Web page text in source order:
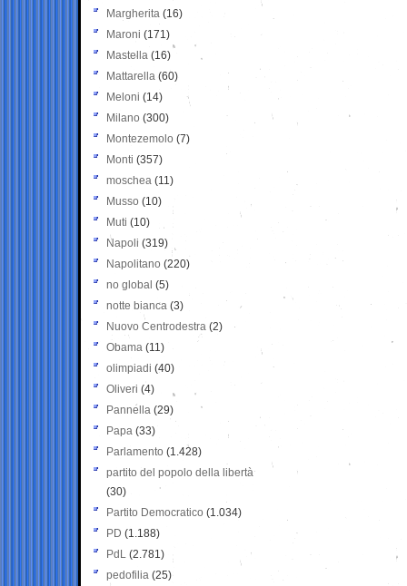
Margherita (16)
Maroni (171)
Mastella (16)
Mattarella (60)
Meloni (14)
Milano (300)
Montezemolo (7)
Monti (357)
moschea (11)
Musso (10)
Muti (10)
Napoli (319)
Napolitano (220)
no global (5)
notte bianca (3)
Nuovo Centrodestra (2)
Obama (11)
olimpiadi (40)
Oliveri (4)
Pannella (29)
Papa (33)
Parlamento (1.428)
partito del popolo della libertà
(30)
Partito Democratico (1.034)
PD (1.188)
PdL (2.781)
pedofilia (25)